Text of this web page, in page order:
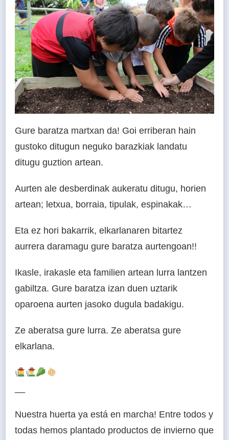
Gure baratza martxan da! Goi erriberan hain
gustoko ditugun neguko barazkiak landatu
ditugu guztion artean.
Aurten ale desberdinak aukeratu ditugu, horien
artean; letxua, borraia, tipulak, espinakak…
Eta ez hori bakarrik, elkarlanaren bitartez
aurrera daramagu gure baratza aurtengoan!!
Ikasle, irakasle eta familien artean lurra lantzen
gabiltza. Gure baratza izan duen uztarik
oparoena aurten jasoko dugula badakigu.
Ze aberatsa gure lurra. Ze aberatsa gure
elkarlana.
Nuestra huerta ya está en marcha! Entre todos y
todas hemos plantado productos de invierno que